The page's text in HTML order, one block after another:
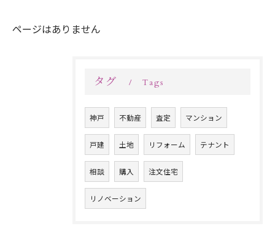
ページはありません
タグ Tags
神戸 不動産 査定 マンション
戸建 土地 リフォーム テナント
相談 購入 注文住宅
リノベーション